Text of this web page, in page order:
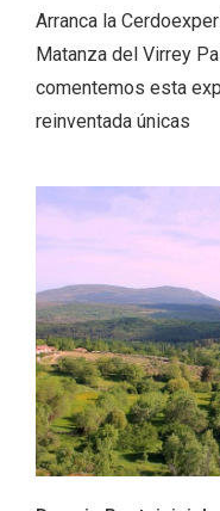
Arranca la
Matanza del Virrey
comentemos esta
reinventada únicas
La
de la Ruta del